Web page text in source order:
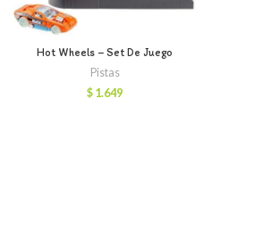
Hot Wheels – Set De Juego
Pistas
$ 1.649